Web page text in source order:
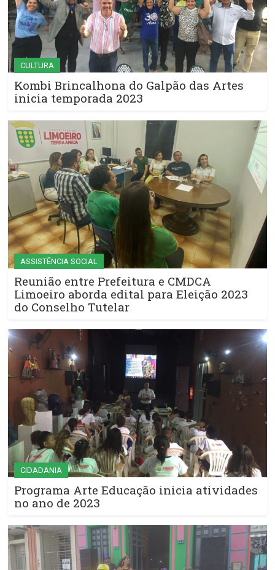
CULTURA
Kombi Brincalhona do Galpão das Artes
inicia temporada 2023
ASSISTÊNCIA SOCIAL
Reunião entre Prefeitura e CMDCA
Limoeiro aborda edital para Eleição 2023
do Conselho Tutelar
CIDADANIA
Programa Arte Educação inicia atividades
no ano de 2023